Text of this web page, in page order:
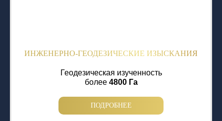
ИНЖЕНЕРНО-ГЕОДЕЗИЧЕСКИЕ ИЗЫСКАНИЯ
Геодезическая изученность
более 4800 Га
ПОДРОБНЕЕ